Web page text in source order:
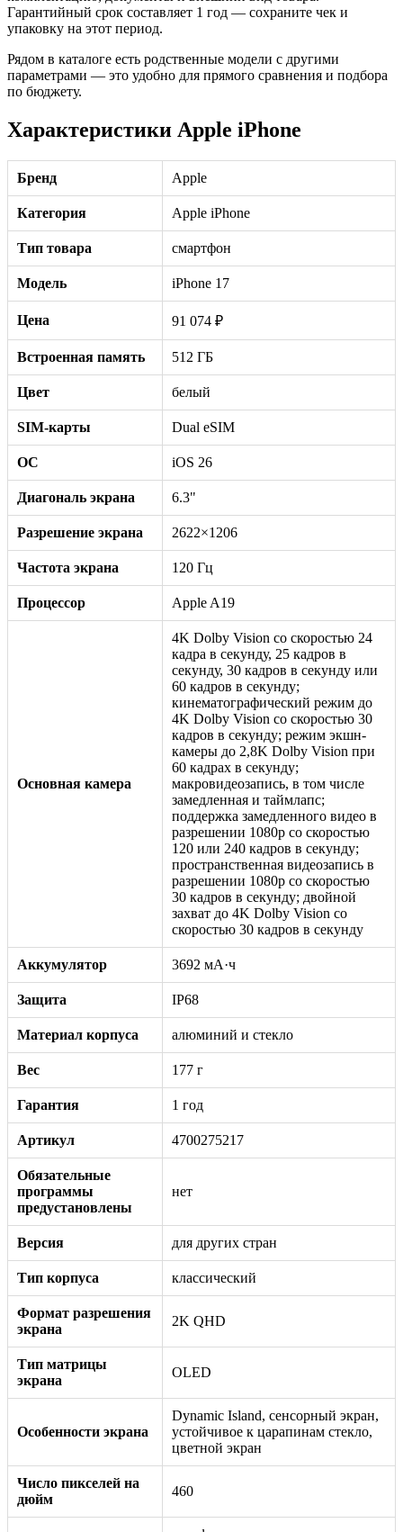
Гарантийный срок составляет 1 год — сохраните чек и
упаковку на этот период.
Рядом в каталоге есть родственные модели с другими
параметрами — это удобно для прямого сравнения и подбора
по бюджету.
Характеристики Apple iPhone
Бренд Apple
Категория Apple iPhone
Тип товара смартфон
Модель iPhone 17
Цена 91 074 ₽
Встроенная память 512 ГБ
Цвет белый
SIM-карты Dual eSIM
ОС iOS 26
Диагональ экрана 6.3"
Разрешение экрана 2622×1206
Частота экрана 120 Гц
Процессор Apple A19
Основная камера
4K Dolby Vision со скоростью 24
кадра в секунду, 25 кадров в
секунду, 30 кадров в секунду или
60 кадров в секунду;
кинематографический режим до
4K Dolby Vision со скоростью 30
кадров в секунду; режим экшн-
камеры до 2,8K Dolby Vision при
60 кадрах в секунду;
макровидеозапись, в том числе
замедленная и таймлапс;
поддержка замедленного видео в
разрешении 1080p со скоростью
120 или 240 кадров в секунду;
пространственная видеозапись в
разрешении 1080p со скоростью
30 кадров в секунду; двойной
захват до 4K Dolby Vision со
скоростью 30 кадров в секунду
Аккумулятор 3692 мА·ч
Защита IP68
Материал корпуса алюминий и стекло
Вес 177 г
Гарантия 1 год
Артикул 4700275217
Обязательные
программы
предустановлены
нет
Версия для других стран
Тип корпуса классический
Формат разрешения
экрана
2K QHD
Тип матрицы
экрана
OLED
Особенности экрана
Dynamic Island, сенсорный экран,
устойчивое к царапинам стекло,
цветной экран
Число пикселей на
дюйм
460